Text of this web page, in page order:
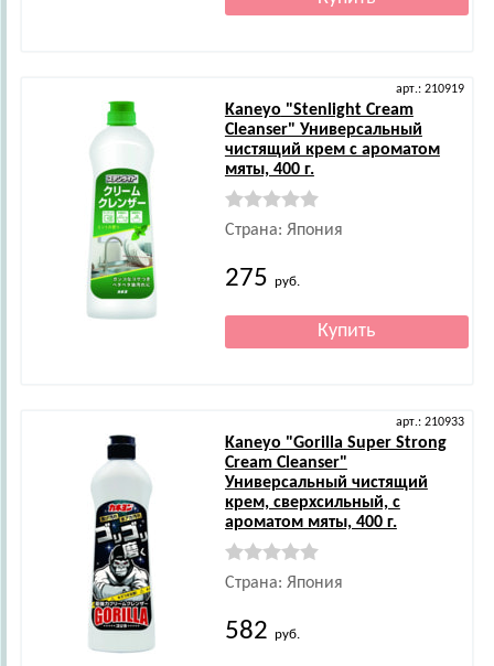
арт.: 210919
Kaneyo "Stenlight Cream
Cleanser" Универсальный
чистящий крем с ароматом
мяты, 400 г.
Страна: Япония
275 руб.
арт.: 210933
Kaneyo "Gorilla Super Strong
Cream Cleanser"
Универсальный чистящий
крем, сверхсильный, с
ароматом мяты, 400 г.
Страна: Япония
582 руб.